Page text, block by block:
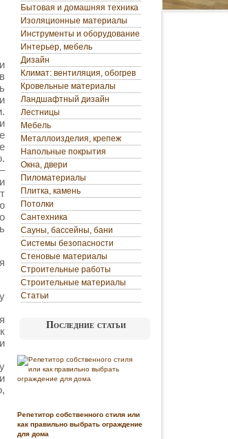
Бытовая и домашняя техника
Изоляционные материалы
Инструменты и оборудование
Интерьер, мебель
Дизайн
Климат: вентиляция, обогрев
Кровельные материалы
Ландшафтный дизайн
Лестницы
Мебель
Металлоизделия, крепеж
Напольные покрытия
Окна, двери
Пиломатериалы
Плитка, камень
Потолки
Сантехника
Сауны, бассейны, бани
Системы безопасности
Стеновые материалы
Строительные работы
Строительные материалы
Статьи
Последние статьи
Репетитор собственного стиля или
как правильно выбрать ограждение
для дома